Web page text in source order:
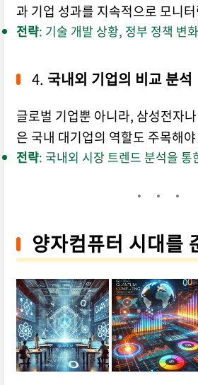
과 기업 성과를 지속적으로 모니
전략: 기술 개발 상황, 정부 정책 변
4. 국내외 기업의 비교 분석
글로벌 기업뿐 아니라, 삼성전자
은 국내 대기업의 역할도 주목해
전략: 국내외 시장 트렌드 분석을 통
양자컴퓨터 시대를